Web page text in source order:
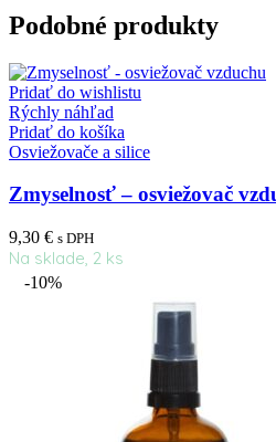
Podobné produkty
Pridať do wishlistu
Rýchly náhľad
Pridať do košíka
Osviežovače a silice
Zmyselnosť – osviežovač
9,30 € s DPH
Na sklade, 2 ks
-10%